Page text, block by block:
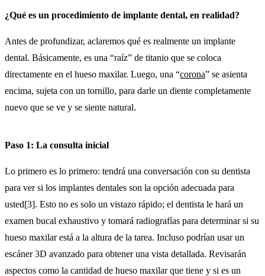
¿Qué es un procedimiento de implante dental, en realidad?
Antes de profundizar, aclaremos qué es realmente un implante
dental. Básicamente, es una “raíz” de titanio que se coloca
directamente en el hueso maxilar. Luego, una “corona” se asienta
encima, sujeta con un tornillo, para darle un diente completamente
nuevo que se ve y se siente natural.
Paso 1: La consulta inicial
Lo primero es lo primero: tendrá una conversación con su dentista
para ver si los implantes dentales son la opción adecuada para
usted[3]. Esto no es solo un vistazo rápido; el dentista le hará un
examen bucal exhaustivo y tomará radiografías para determinar si su
hueso maxilar está a la altura de la tarea. Incluso podrían usar un
escáner 3D avanzado para obtener una vista detallada. Revisarán
aspectos como la cantidad de hueso maxilar que tiene y si es un